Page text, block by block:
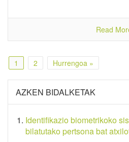
Read
1 2 Hurrengoa »
AZKEN BIDALKETAK
Identifikazio biometrikoko
bilatutako pertsona bat